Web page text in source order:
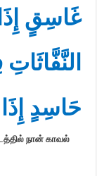
غَاسِقٍ
حَاسِدٍ
நான் காவல்